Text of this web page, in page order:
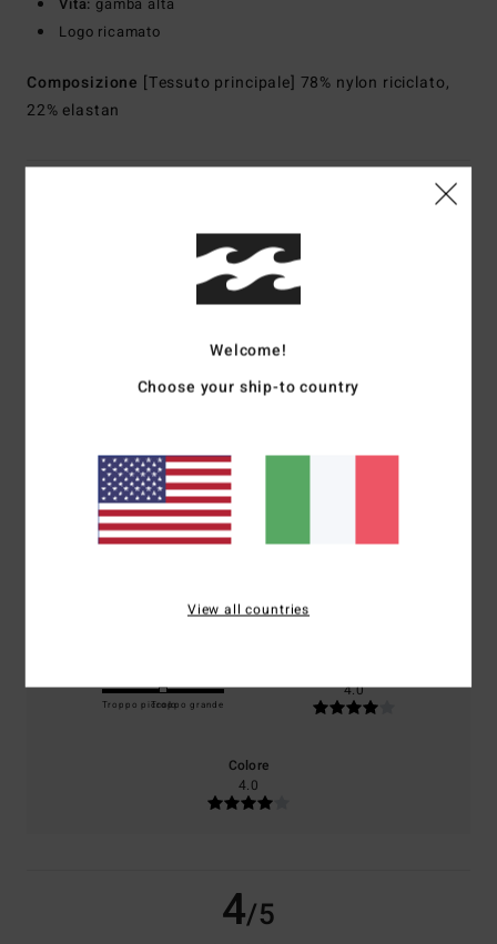
Vita:gamba alta
Logo ricamato
Composizione [Tessuto principale] 78% nylon riciclato,
22% elastan
Recensioni dei clienti
4.0
basato su1 recensioni verificate
Il 0% dei nostri clienti consiglia questo prodotto
Troppo piccoloTroppo grande
4.0
Colore
4.0
4/5
Welcome!
Choose your ship-to country
View all countries